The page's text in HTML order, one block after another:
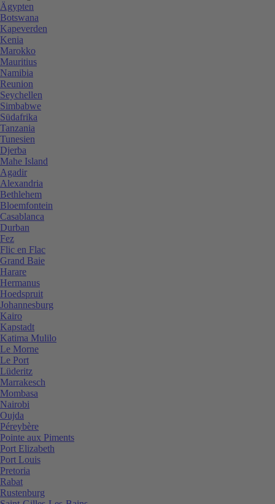
Ägypten
Botswana
Kapeverden
Kenia
Marokko
Mauritius
Namibia
Reunion
Seychellen
Simbabwe
Südafrika
Tanzania
Tunesien
Djerba
Mahe Island
Agadir
Alexandria
Bethlehem
Bloemfontein
Casablanca
Durban
Fez
Flic en Flac
Grand Baie
Harare
Hermanus
Hoedspruit
Johannesburg
Kairo
Kapstadt
Katima Mulilo
Le Morne
Le Port
Lüderitz
Marrakesch
Mombasa
Nairobi
Oujda
Péreybère
Pointe aux Piments
Port Elizabeth
Port Louis
Pretoria
Rabat
Rustenburg